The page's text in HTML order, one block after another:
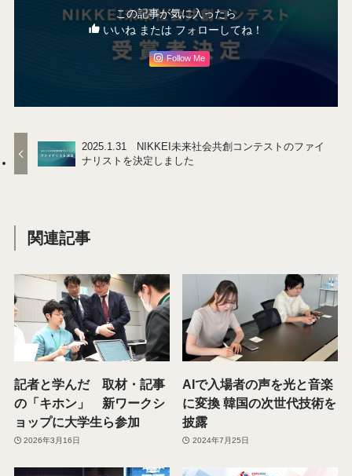
この記事が気に入ったら
いいね または フォローしてね！
Follow Me
2025.1.31 NIKKEI未来社会共創コンテストのファイ
ナリストを決定しました
関連記事
記者と学んだ 取材・記事
の「キホン」 新ワークシ
ョップに大学生ら参加
2026年3月16日
AIで入場者の声を光と音楽
に変換 韓国の次世代技術を
披露
2024年7月25日